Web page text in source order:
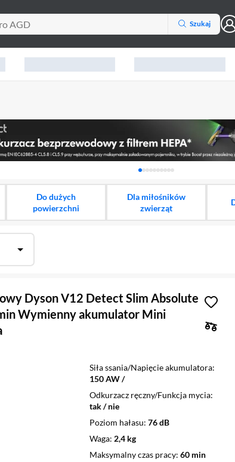
Szukaj
Karuzela z banerami,
Do dużych
powierzchni
Dla miłośników
zwierząt
Dyson V12 Detect Slim Absolute
Wymienny akumulator Mini
Siła ssania/Napięcie akumulatora
150 AW /
Odkurzacz ręczny/Funkcja mycia
tak / nie
Poziom hałasu 76 dB
Waga 2,4 kg
Maksymalny czas pracy 60 min